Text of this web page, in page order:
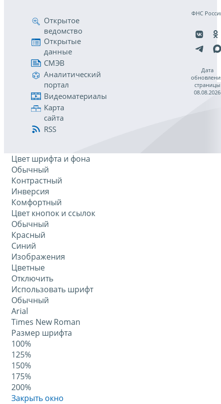
Открытое
ведомство
Открытые
данные
СМЭВ
Аналитический
портал
Видеоматериалы
Карта
сайта
RSS
ФНС
Дата
страницы
08.08.2026
Цвет шрифта и фона
Обычный
Контрастный
Инверсия
Комфортный
Цвет кнопок и ссылок
Обычный
Красный
Синий
Изображения
Цветные
Отключить
Использовать шрифт
Обычный
Arial
Times New Roman
Размер шрифта
100%
125%
150%
175%
200%
Закрыть окно